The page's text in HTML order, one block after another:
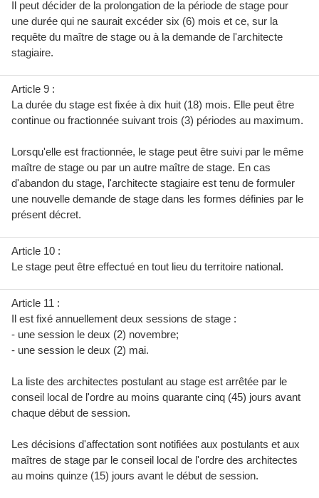
Il peut décider de la prolongation de la période de stage pour
une durée qui ne saurait excéder six (6) mois et ce, sur la
requête du maître de stage ou à la demande de l'architecte
stagiaire.
Article 9 :
La durée du stage est fixée à dix huit (18) mois. Elle peut être
continue ou fractionnée suivant trois (3) périodes au maximum.
Lorsqu'elle est fractionnée, le stage peut être suivi par le même
maître de stage ou par un autre maître de stage. En cas
d'abandon du stage, l'architecte stagiaire est tenu de formuler
une nouvelle demande de stage dans les formes définies par le
présent décret.
Article 10 :
Le stage peut être effectué en tout lieu du territoire national.
Article 11 :
Il est fixé annuellement deux sessions de stage :
- une session le deux (2) novembre;
- une session le deux (2) mai.
La liste des architectes postulant au stage est arrêtée par le
conseil local de l'ordre au moins quarante cinq (45) jours avant
chaque début de session.
Les décisions d'affectation sont notifiées aux postulants et aux
maîtres de stage par le conseil local de l'ordre des architectes
au moins quinze (15) jours avant le début de session.